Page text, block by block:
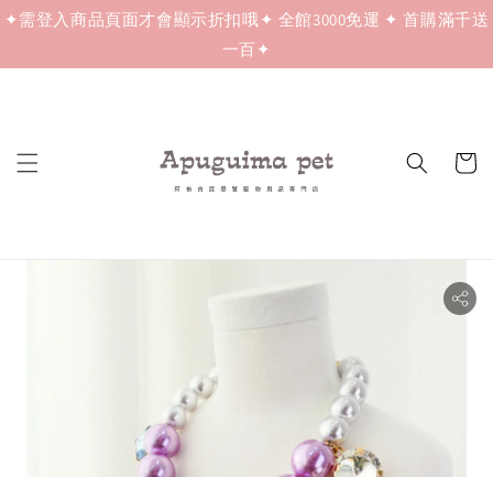
✦需登入商品頁面才會顯示折扣哦✦ 全館3000免運 ✦ 首購滿千送
一百✦